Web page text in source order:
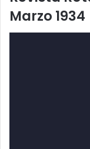
Marzo 1934